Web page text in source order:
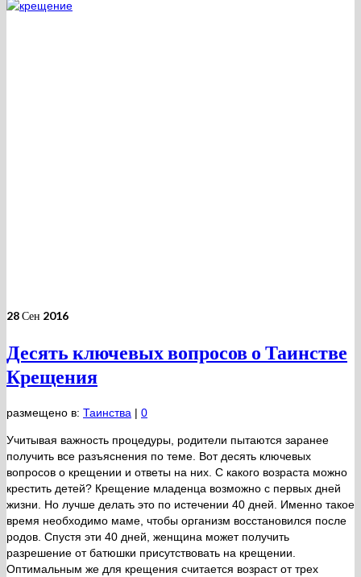
28Сен 2016
Десять ключевых вопросов о Таинстве
Крещения
размещено в: Таинства | 0
Учитывая важность процедуры, родители пытаются заранее
получить все разъяснения по теме. Вот десять ключевых
вопросов о крещении и ответы на них. С какого возраста можно
крестить детей? Крещение младенца возможно с первых дней
жизни. Но лучше делать это по истечении 40 дней. Именно такое
время необходимо маме, чтобы организм восстановился после
родов. Спустя эти 40 дней, женщина может получить
разрешение от батюшки присутствовать на крещении.
Оптимальным же для крещения считается возраст от трех